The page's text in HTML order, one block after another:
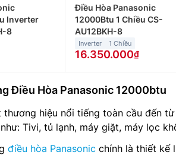
Inverter
8
Điều Hòa Panasonic
12000Btu 1 Chiều CS-
AU12BKH-8
Inverter 1 Chiều
16.350.000
Điều Hòa Panasonic 12000btu
thương hiệu nổi tiếng toàn cầu đến
Tivi, tủ lạnh, máy giặt, máy lọc
điều hòa Panasonic chính là thiết kế